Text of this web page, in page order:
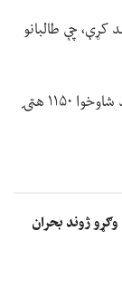
کړې، چې طالبانو
د هغه په وینا، طالبانو په نیلي ښار کې د ښځو اړوند شاوخوا ۱۱۵۰ هټۍ
ژوند بحران